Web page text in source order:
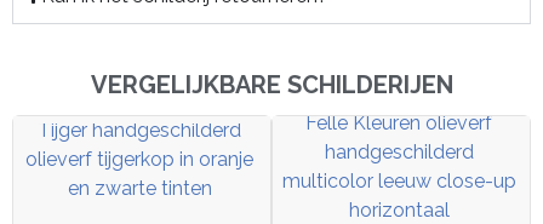
VERGELIJKBARE SCHILDERIJEN